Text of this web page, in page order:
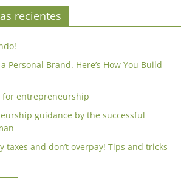
recientes
Personal Brand. Here’s How You Build
for entrepreneurship
guidance by the successful
taxes and don’t overpay! Tips and tricks